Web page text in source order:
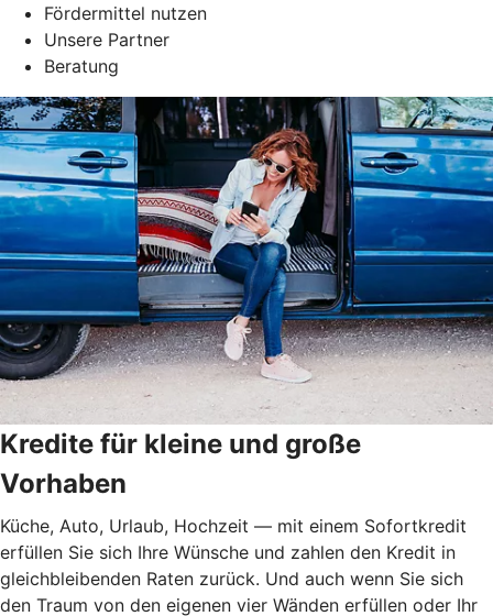
Fördermittel nutzen
Unsere Partner
Beratung
Kredite für kleine und große
Vorhaben
Küche, Auto, Urlaub, Hochzeit — mit einem Sofortkredit
erfüllen Sie sich Ihre Wünsche und zahlen den Kredit in
gleichbleibenden Raten zurück. Und auch wenn Sie sich
den Traum von den eigenen vier Wänden erfüllen oder Ihr